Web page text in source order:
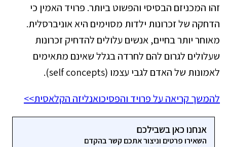
זהו המכניזם הבסיסי והפשוט ביותר. פרויד האמין כי
הדחקה של זכרונות ילדות מסוימים היא אוניברסלית.
מאוחר יותר בחיים, אנשים עלולים להדחיק זכרונות
שעלולים לגרום להם לחרדה בגלל שאינם מתאימים
לאמונות של האדם לגבי עצמו (self concepts).
להמשך קריאה על פרויד והפסיכואנליזה הקלאסית>>
אנחנו כאן בשבילכם
השאירו פרטים וניצור אתכם קשר בהקדם